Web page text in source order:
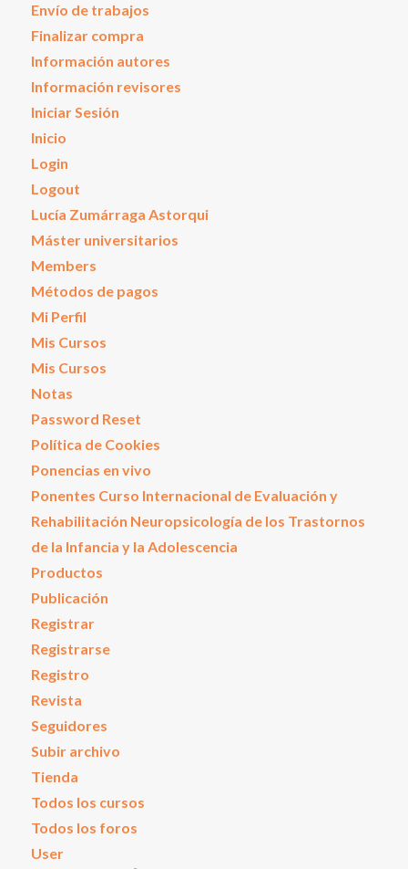
Envío de trabajos
Finalizar compra
Información autores
Información revisores
Iniciar Sesión
Inicio
Login
Logout
Lucía Zumárraga Astorqui
Máster universitarios
Members
Métodos de pagos
Mi Perfil
Mis Cursos
Mis Cursos
Notas
Password Reset
Política de Cookies
Ponencias en vivo
Ponentes Curso Internacional de Evaluación y
Rehabilitación Neuropsicología de los Trastornos
de la Infancia y la Adolescencia
Productos
Publicación
Registrar
Registrarse
Registro
Revista
Seguidores
Subir archivo
Tienda
Todos los cursos
Todos los foros
User